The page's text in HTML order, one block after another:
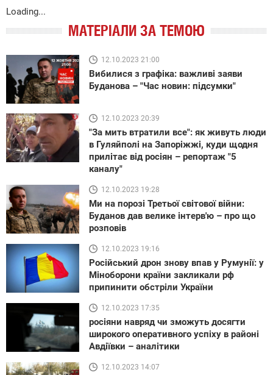
Loading...
МАТЕРІАЛИ ЗА ТЕМОЮ
12.10.2023 21:00
Вибилися з графіка: важливі заяви
Буданова – "Час новин: підсумки"
12.10.2023 20:39
"За мить втратили все": як живуть люди
в Гуляйполі на Запоріжжі, куди щодня
прилітає від росіян – репортаж "5
каналу"
12.10.2023 19:28
Ми на порозі Третьої світової війни:
Буданов дав велике інтерв'ю – про що
розповів
12.10.2023 19:16
Російський дрон знову впав у Румунії: у
Міноборони країни закликали рф
припинити обстріли України
12.10.2023 17:35
росіяни навряд чи зможуть досягти
широкого оперативного успіху в районі
Авдіївки – аналітики
12.10.2023 14:07